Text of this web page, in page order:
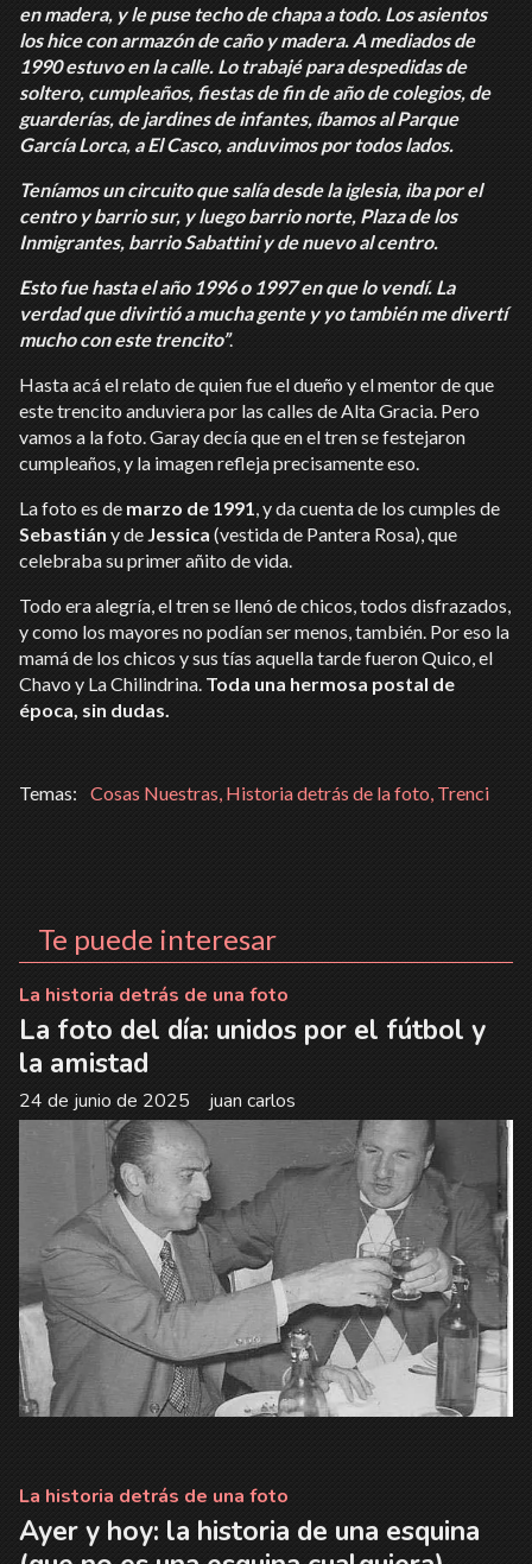
en madera, y le puse techo de chapa a todo. Los asientos
los hice con armazón de caño y madera. A mediados de
1990 estuvo en la calle. Lo trabajé para despedidas de
soltero, cumpleaños, fiestas de fin de año de colegios, de
guarderías, de jardines de infantes, íbamos al Parque
García Lorca, a El Casco, anduvimos por todos lados.
Teníamos un circuito que salía desde la iglesia, iba por el
centro y barrio sur, y luego barrio norte, Plaza de los
Inmigrantes, barrio Sabattini y de nuevo al centro.
Esto fue hasta el año 1996 o 1997 en que lo vendí. La
verdad que divirtió a mucha gente y yo también me divertí
mucho con este trencito”.
Hasta acá el relato de quien fue el dueño y el mentor de que
este trencito anduviera por las calles de Alta Gracia. Pero
vamos a la foto. Garay decía que en el tren se festejaron
cumpleaños, y la imagen refleja precisamente eso.
La foto es de marzo de 1991, y da cuenta de los cumples de
Sebastián y de Jessica (vestida de Pantera Rosa), que
celebraba su primer añito de vida.
Todo era alegría, el tren se llenó de chicos, todos disfrazados,
y como los mayores no podían ser menos, también. Por eso la
mamá de los chicos y sus tías aquella tarde fueron Quico, el
Chavo y La Chilindrina. Toda una hermosa postal de
época, sin dudas.
Cosas Nuestras, Historia detrás de la foto, Trenci
Te puede interesar
La foto del día: unidos por el fútbol y
la amistad
juan carlos
La historia detrás de una foto
24 de junio de 2025
Ayer y hoy: la historia de una esquina
La historia detrás de una foto